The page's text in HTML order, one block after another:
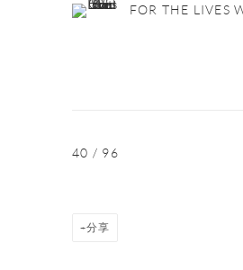
FOR THE LIVES
40 / 96
分享